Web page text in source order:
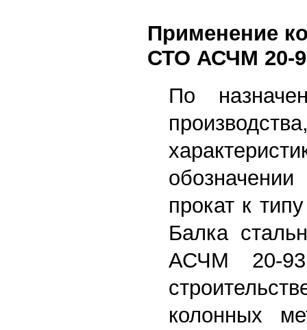
Применение
СТО АСЧМ 20-
По
прокат к
Балка
АСЧМ 20-
колонных